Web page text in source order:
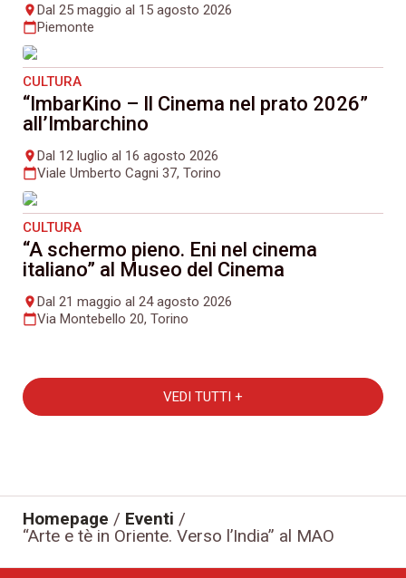
placeDal 25 maggio al 15 agosto 2026
calendar_todayPiemonte
CULTURA
“ImbarKino – Il Cinema nel prato 2026”
all’Imbarchino
placeDal 12 luglio al 16 agosto 2026
calendar_todayViale Umberto Cagni 37, Torino
CULTURA
“A schermo pieno. Eni nel cinema
italiano” al Museo del Cinema
placeDal 21 maggio al 24 agosto 2026
calendar_todayVia Montebello 20, Torino
VEDI TUTTI +
Homepage / Eventi /
“Arte e tè in Oriente. Verso l’India” al MAO